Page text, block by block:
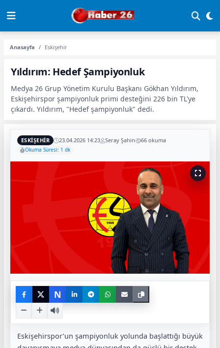
Anasayfa Eskişehir
Yıldırım: Hedef Şampiyonluk
Medya 26 Grup Yönetim Kurulu Başkanı Gökhan Yıldırım,
Eskişehirspor şampiyonluk primi desteğini 226 bin TL'ye
çıkardı. Yıldırım, "Hedef şampiyonluk" dedi.
ESKIŞEHIR 23.04.2026 14:23 Seray Şahin 66 okuma
Okuma Süresi: 1 dk
N
Eskişehirspor’un şampiyonluk yolunda başlattığı büyük